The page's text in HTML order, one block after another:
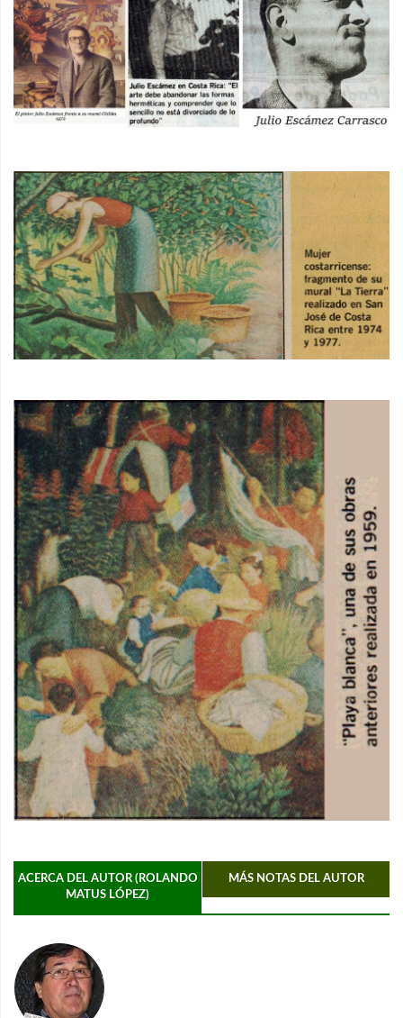
ACERCA DEL AUTOR (ROLANDO
MATUS LÓPEZ)
MÁS NOTAS DEL AUTOR